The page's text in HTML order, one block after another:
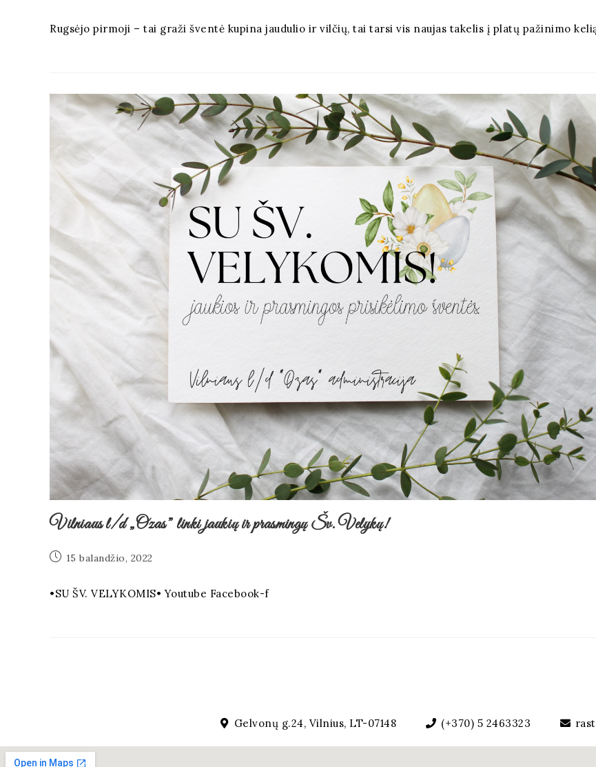
Rugsėjo pirmoji – tai graži šventė kupina jaudulio ir vilčių, tai tarsi vis naujas takelis į platų pažinimo
Vilniaus l/d „Ozas” linki jaukių ir prasmingų Šv. Velykų!
15 balandžio, 2022
•SU ŠV. VELYKOMIS• Youtube Facebook-f
Gelvonų g.24, Vilnius, LT-07148 (+370) 5 2463323